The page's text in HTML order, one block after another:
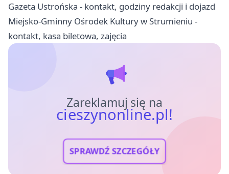
Gazeta Ustrońska - kontakt, godziny redakcji i dojazd
Miejsko-Gminny Ośrodek Kultury w Strumieniu -
kontakt, kasa biletowa, zajęcia
Zareklamuj się na
cieszynonline.pl!
SPRAWDŹ SZCZEGÓŁY